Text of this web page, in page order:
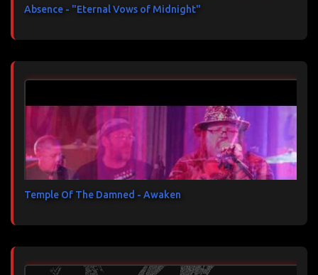
Absence - "Eternal Vows of Midnight"
Temple Of The Damned - Awaken